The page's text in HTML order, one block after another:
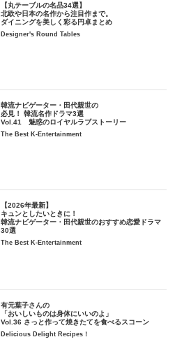
【丸テーブルの名品34選】
北欧や日本の名作から注目作まで。
ダイニングを美しく彩る円卓まとめ
Designer's Round Tables
韓流ナビゲーター・田代親世の
必見！ 韓流名作ドラマ3選
Vol.41 魅惑のロイヤルラブストーリー
The Best K-Entertainment
【2026年最新】
キュンとしたいときに！
韓流ナビゲーター・田代親世のおすすめ恋愛ドラマ
30選
The Best K-Entertainment
有元葉子さんの
「おいしいものは身体にいいのよ」
Vol.36 さっと作って焼きたてを食べるスコーン
Delicious Delight Recipes！